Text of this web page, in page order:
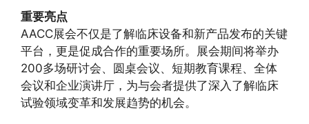
重要亮点
AACC展会不仅是了解临床设备和新产品发布的关键
平台，更是促成合作的重要场所。展会期间将举办
200多场研讨会、圆桌会议、短期教育课程、全体
会议和企业演讲厅，为与会者提供了深入了解临床
试验领域变革和发展趋势的机会。